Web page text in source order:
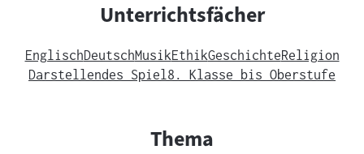
Unterrichtsfächer
EnglischDeutschMusikEthikGeschichteReligion
Darstellendes Spiel 8. Klasse bis Oberstufe
Thema